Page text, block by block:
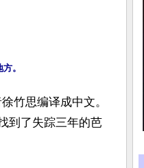
竹思编译成中文。
到了失踪三年的芭